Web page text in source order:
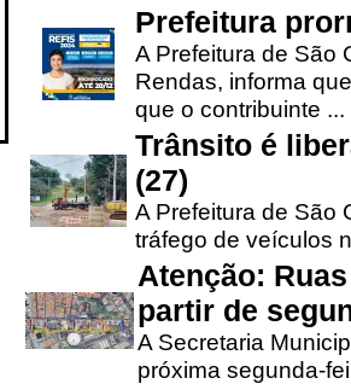
Prefeitura
A Prefeitura de São
Rendas, informa
que o contribuinte ...
Trânsito é
(27)
A Prefeitura de São
tráfego de veículos
Atenção:
partir de
A Secretaria
próxima segunda-